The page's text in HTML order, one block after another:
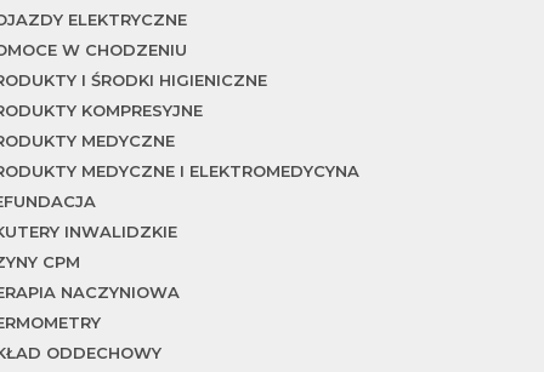
ELEKTRYCZNE
W CHODZENIU
I ŚRODKI HIGIENICZNE
KOMPRESYJNE
MEDYCZNE
MEDYCZNE I ELEKTROMEDYCYNA
INWALIDZKIE
CPM
NACZYNIOWA
ODDECHOWY